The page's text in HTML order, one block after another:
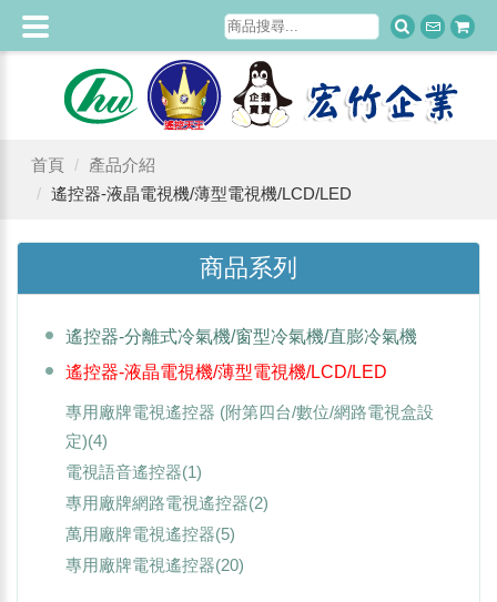
首頁
產品介紹
遙控器-液晶電視機/薄型電視機/LCD/LED
商品系列
遙控器-分離式冷氣機/窗型冷氣機/直膨冷氣機
遙控器-液晶電視機/薄型電視機/LCD/LED
專用廠牌電視遙控器 (附第四台/數位/網路電視盒設
定)(4)
電視語音遙控器(1)
專用廠牌網路電視遙控器(2)
萬用廠牌電視遙控器(5)
專用廠牌電視遙控器(20)